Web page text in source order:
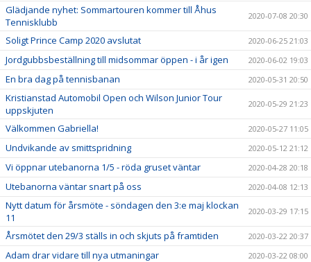
Glädjande nyhet: Sommartouren kommer till Åhus
Tennisklubb
2020-07-08 20:30
Soligt Prince Camp 2020 avslutat 2020-06-25 21:03
Jordgubbsbeställning till midsommar öppen - i år igen 2020-06-02 19:03
En bra dag på tennisbanan 2020-05-31 20:50
Kristianstad Automobil Open och Wilson Junior Tour
uppskjuten
2020-05-29 21:23
Välkommen Gabriella! 2020-05-27 11:05
Undvikande av smittspridning 2020-05-12 21:12
Vi öppnar utebanorna 1/5 - röda gruset väntar 2020-04-28 20:18
Utebanorna väntar snart på oss 2020-04-08 12:13
Nytt datum för årsmöte - söndagen den 3:e maj klockan
11
2020-03-29 17:15
Årsmötet den 29/3 ställs in och skjuts på framtiden 2020-03-22 20:37
Adam drar vidare till nya utmaningar 2020-03-22 08:00